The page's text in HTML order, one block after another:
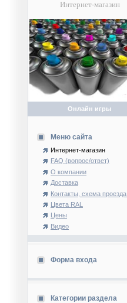
Интернет-магазин
Онлайн игры
Меню сайта
Интернет-магазин
FAQ (вопрос/ответ)
О компании
Доставка
Контакты, схема проезда.
Цвета RAL
Цены
Видео
Форма входа
Категории раздела